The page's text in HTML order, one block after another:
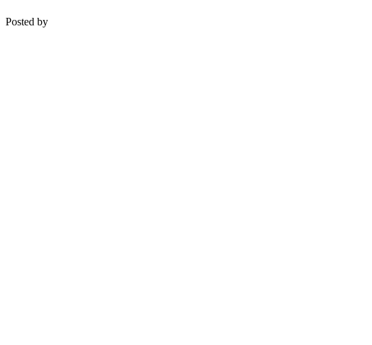
Posted by